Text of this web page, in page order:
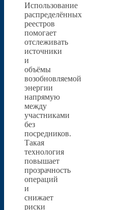
Использование
распределённых
реестров
помогает
отслеживать
источники
и
объёмы
возобновляемой
энергии
напрямую
между
участниками
без
посредников.
Такая
технология
повышает
прозрачность
операций
и
снижает
риски